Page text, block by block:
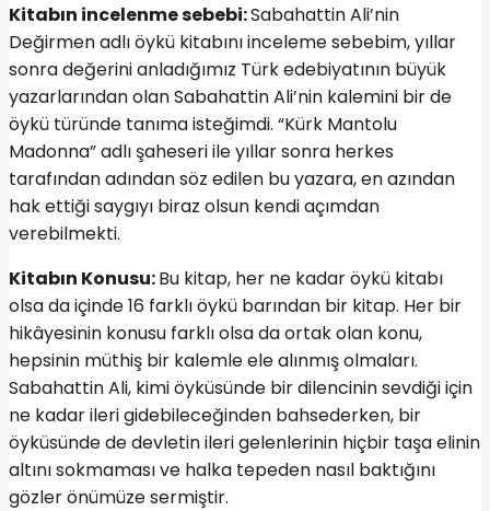
Kitabın incelenme sebebi:Sabahattin Ali’nin
Değirmen adlı öykü kitabını inceleme sebebim, yıllar
sonra değerini anladığımız Türk edebiyatının büyük
yazarlarından olan Sabahattin Ali’nin kalemini bir de
öykü türünde tanıma isteğimdi. “Kürk Mantolu
Madonna” adlı şaheseri ile yıllar sonra herkes
tarafından adından söz edilen bu yazara, en azından
hak ettiği saygıyı biraz olsun kendi açımdan
verebilmekti.
Kitabın Konusu:Bu kitap, her ne kadar öykü kitabı
olsa da içinde 16 farklı öykü barından bir kitap. Her bir
hikâyesinin konusu farklı olsa da ortak olan konu,
hepsinin müthiş bir kalemle ele alınmış olmaları.
Sabahattin Ali, kimi öyküsünde bir dilencinin sevdiği için
ne kadar ileri gidebileceğinden bahsederken, bir
öyküsünde de devletin ileri gelenlerinin hiçbir taşa elinin
altını sokmaması ve halka tepeden nasıl baktığını
gözler önümüze sermiştir.